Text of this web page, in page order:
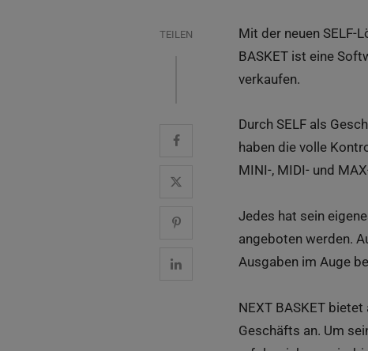
TEILEN
Mit der neuen SELF-
BASKET ist eine
verkaufen.
Durch SELF als
haben die volle
MINI-, MIDI- und
Jedes hat sein
angeboten werden.
Ausgaben im Auge
NEXT BASKET
Geschäfts an. Um